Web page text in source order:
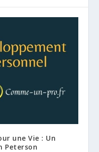
une Vie : Un
Peterson